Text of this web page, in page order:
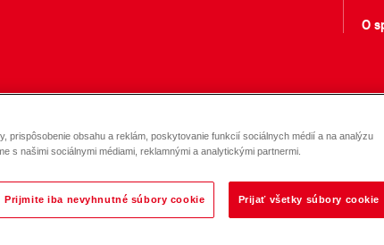
O
prispôsobenie obsahu a reklám, poskytovanie funkcií sociálnych médií a na analýzu
s našimi sociálnymi médiami, reklamnými a analytickými partnermi.
Prijmite iba nevyhnutné súbory cookie Prijať všetky súbory cookie